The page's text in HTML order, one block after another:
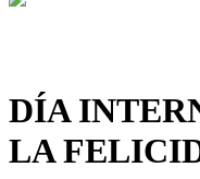
DÍA
LA